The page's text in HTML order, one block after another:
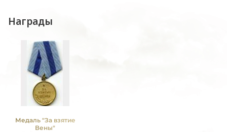
Награды
Медаль "За взятие
Вены"